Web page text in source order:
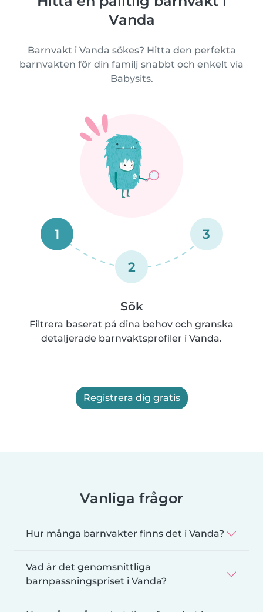
Vanda
Barnvakt i Vanda sökes? Hitta den perfekta
barnvakten för din familj snabbt och enkelt via
Babysits.
1
2
3
Sök
Filtrera baserat på dina behov och granska
detaljerade barnvaktsprofiler i Vanda.
Registrera dig gratis
Vanliga frågor
Hur många barnvakter finns det i Vanda?
Vad är det genomsnittliga
barnpassningspriset i Vanda?